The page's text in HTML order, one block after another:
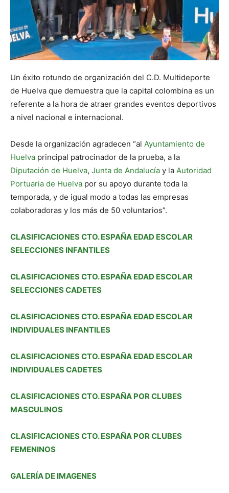
Un éxito rotundo de organización del C.D. Multideporte
de Huelva que demuestra que la capital colombina es un
referente a la hora de atraer grandes eventos deportivos
a nivel nacional e internacional.
Desde la organización agradecen “al Ayuntamiento de
Huelva principal patrocinador de la prueba, a la
Diputación de Huelva, Junta de Andalucía y la Autoridad
Portuaria de Huelva por su apoyo durante toda la
temporada, y de igual modo a todas las empresas
colaboradoras y los más de 50 voluntarios”.
CLASIFICACIONES CTO. ESPAÑA EDAD ESCOLAR
SELECCIONES INFANTILES
CLASIFICACIONES CTO. ESPAÑA EDAD ESCOLAR
SELECCIONES CADETES
CLASIFICACIONES CTO. ESPAÑA EDAD ESCOLAR
INDIVIDUALES INFANTILES
CLASIFICACIONES CTO. ESPAÑA EDAD ESCOLAR
INDIVIDUALES CADETES
CLASIFICACIONES CTO. ESPAÑA POR CLUBES
MASCULINOS
CLASIFICACIONES CTO. ESPAÑA POR CLUBES
FEMENINOS
GALERÍA DE IMAGENES